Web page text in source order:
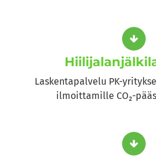
Laskentapalvelu PK-
ilmoittamille CO₂-